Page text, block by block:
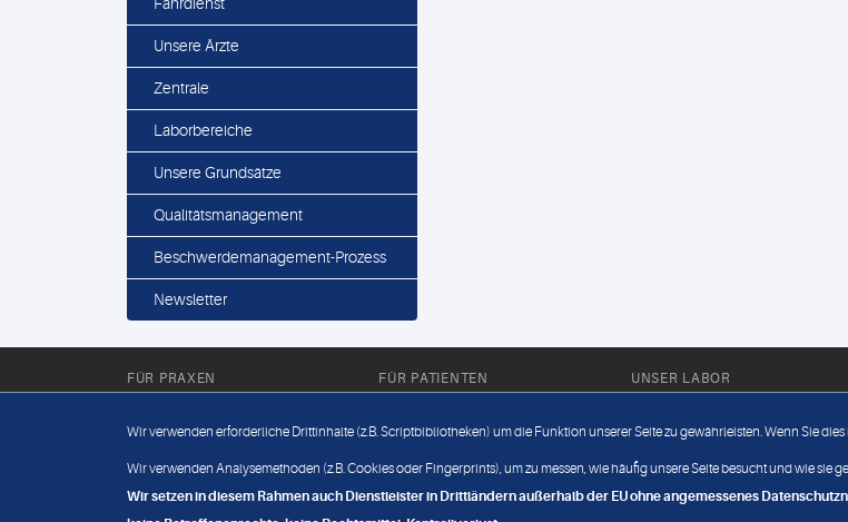
Unsere Ärzte
Zentrale
Laborbereiche
Unsere Grundsätze
Qualitätsmanagement
Beschwerdemanagement-Prozess
Newsletter
FÜR PRAXEN FÜR PATIENTEN UNSER LABOR
Außendienst
Wir verwenden erforderliche Drittinhalte (z.B. Scriptbibliotheken) um die Funktion unserer Seite zu gewährleisten. Wenn Sie
Wir verwenden Analysemethoden (z.B. Cookies oder Fingerprints), um zu messen, wie häufig unsere Seite besucht und wie sie
Wir setzen in diesem Rahmen auch Dienstleister in Drittländern außerhalb der EU ohne angemessenes